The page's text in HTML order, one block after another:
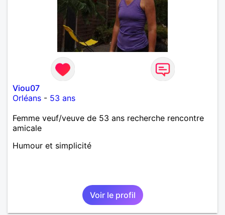
Viou07
Orléans - 53 ans
Femme veuf/veuve de 53 ans recherche rencontre
amicale
Humour et simplicité
Voir le profil